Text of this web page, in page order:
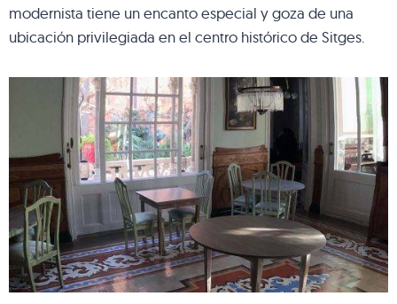
modernista tiene un encanto especial y goza de una
ubicación privilegiada en el centro histórico de Sitges.